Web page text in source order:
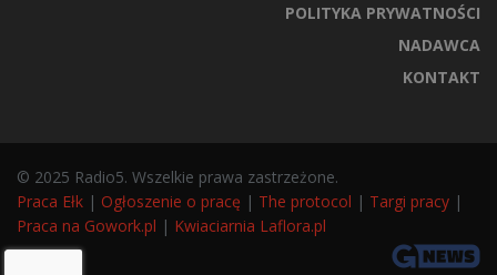
POLITYKA PRYWATNOŚCI
NADAWCA
KONTAKT
© 2025 Radio5. Wszelkie prawa zastrzeżone.
Praca Ełk | Ogłoszenie o pracę | The protocol | Targi pracy |
Praca na Gowork.pl | Kwiaciarnia Laflora.pl